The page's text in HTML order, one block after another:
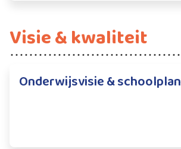
Visie & kwaliteit
Onderwijsvisie & schoolplan